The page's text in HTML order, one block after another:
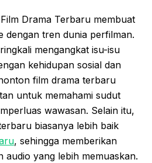
Drama Terbaru membuat
dengan tren dunia perfilman.
mengangkat isu-isu
kehidupan sosial dan
film drama terbaru
untuk memahami sudut
wawasan. Selain itu,
biasanya lebih baik
, sehingga memberikan
audio yang lebih memuaskan.